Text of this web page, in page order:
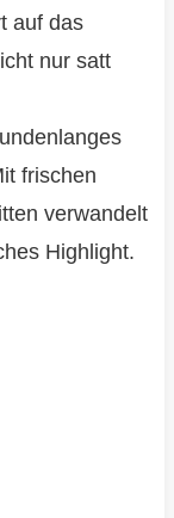
auf das
nur satt
frischen
verwandelt
Highlight.